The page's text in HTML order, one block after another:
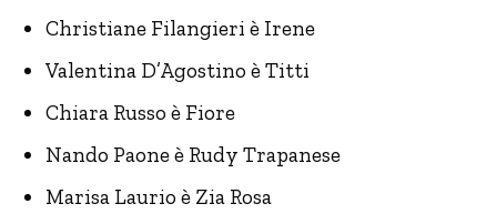
Christiane Filangieri è Irene
Valentina D’Agostino è Titti
Chiara Russo è Fiore
Nando Paone è Rudy Trapanese
Marisa Laurio è Zia Rosa